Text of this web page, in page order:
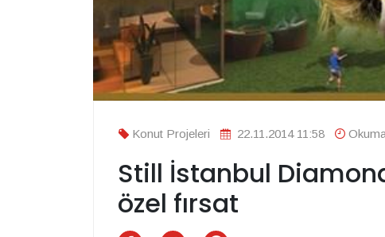
Konut Projeleri 22.11.2014 11:58
Still İstanbul
özel fırsat